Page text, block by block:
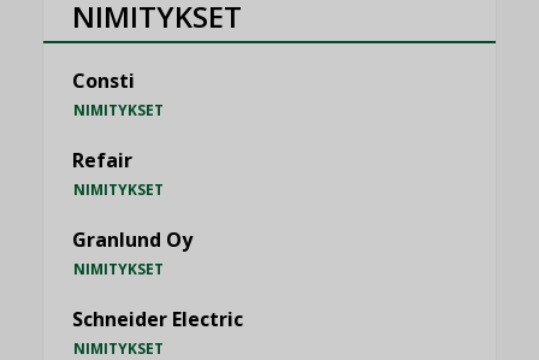
NIMITYKSET
Consti
NIMITYKSET
Refair
NIMITYKSET
Granlund Oy
NIMITYKSET
Schneider Electric
NIMITYKSET